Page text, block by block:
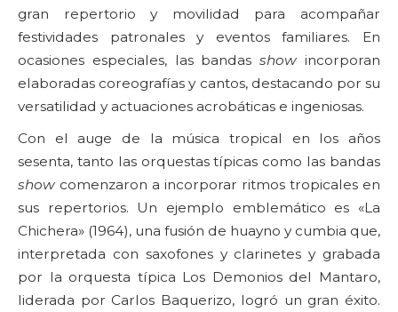
gran repertorio y movilidad para acompañar
festividades patronales y eventos familiares. En
ocasiones especiales, las bandasshow incorporan
elaboradas coreografías y cantos, destacando por su
versatilidad y actuaciones acrobáticas e ingeniosas.
Con el auge de la música tropical en los años
sesenta, tanto las orquestas típicas como las bandas
show comenzaron a incorporar ritmos tropicales en
sus repertorios. Un ejemplo emblemático es «La
Chichera» (1964), una fusión de huayno y cumbia que,
interpretada con saxofones y clarinetes y grabada
por la orquesta típica Los Demonios del Mantaro,
liderada por Carlos Baquerizo, logró un gran éxito.